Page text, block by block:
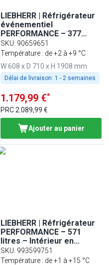
LIEBHERR | Réfrigérateur
événementiel
PERFORMANCE – 377
litres – intérieur en
plastique – avec arceau
de protection – avec 1
porte – blanc
SKU: 90659651
Température : de +2 à +9 °C
W 608 x D 710 x H 1908 mm
Délai de livraison: 1 - 2 semaines
1.179,99 €*
PRC2.089,99 €
Ajouter au panier
LIEBHERR | Réfrigérateur
PERFORMANCE – 571
litres – Intérieur en
plastique – avec 1 porte –
Blanc
SKU: 993599751
Température : de +1 à +15 °C